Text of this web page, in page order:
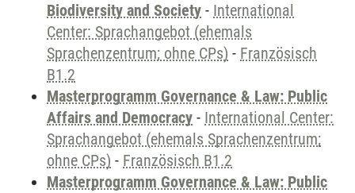
Biodiversity and Society - International
Center: Sprachangebot (ehemals
Sprachenzentrum; ohne CPs) - Französisch
B1.2
Masterprogramm Governance & Law: Public
Affairs and Democracy - International Center:
Sprachangebot (ehemals Sprachenzentrum;
ohne CPs) - Französisch B1.2
Masterprogramm Governance & Law: Public